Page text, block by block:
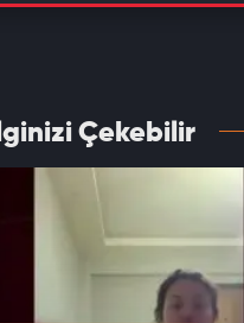
İlginizi Çekebilir